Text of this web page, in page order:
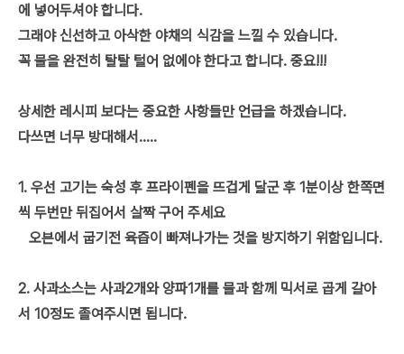
에 넣어두셔야 합니다.
그래야 신선하고 아삭한 야채의 식감을 느낄 수 있습니다.
꼭 물을 완전히 탈탈 털어 없에야 한다고 합니다. 중요!!!
상세한 레시피 보다는 중요한 사항들만 언급을 하겠습니다.
다쓰면 너무 방대해서.....
1. 우선 고기는 숙성 후 프라이펜을 뜨겁게 달군 후 1분이상 한쪽면
씩 두번만 뒤집어서 살짝 구어 주세요
오븐에서 굽기전 육즙이 빠져나가는 것을 방지하기 위함입니다.
2. 사과소스는 사과2개와 양파1개를 물과 함께 믹서로 곱게 갈아
서 10정도 졸여주시면 됩니다.